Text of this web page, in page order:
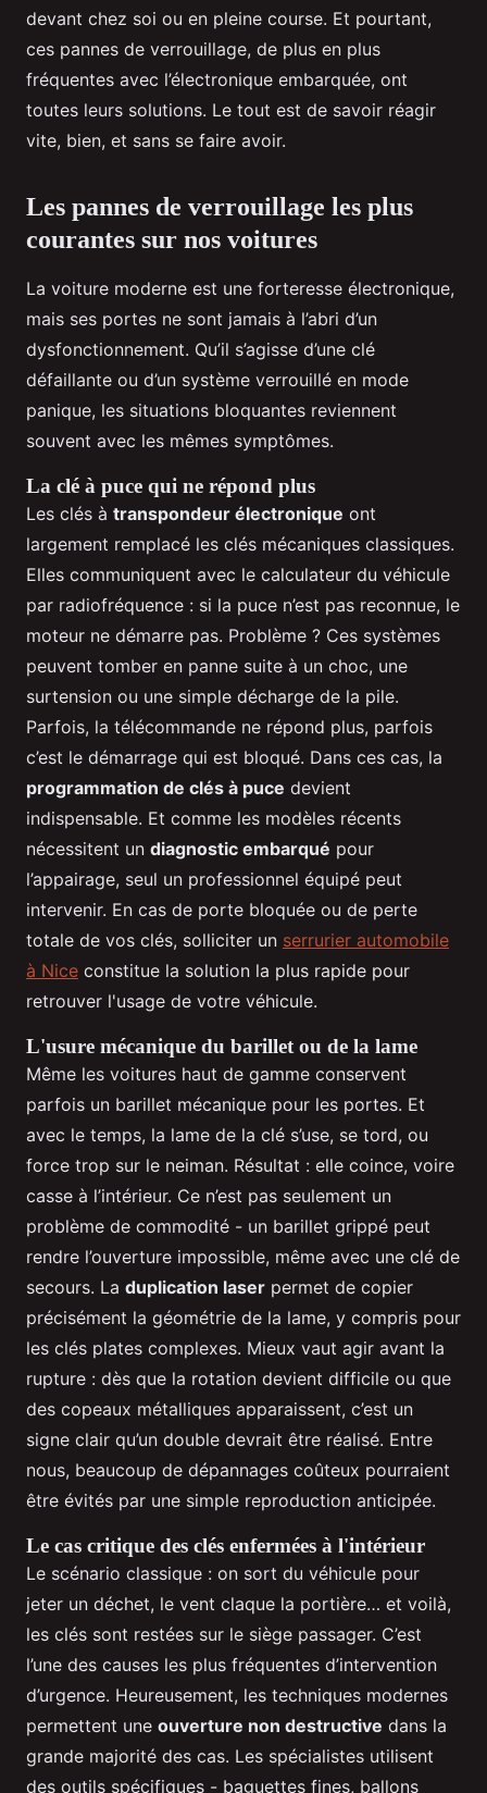
devant chez soi ou en pleine course. Et pourtant,
ces pannes de verrouillage, de plus en plus
fréquentes avec l’électronique embarquée, ont
toutes leurs solutions. Le tout est de savoir réagir
vite, bien, et sans se faire avoir.
Les pannes de verrouillage les plus
courantes sur nos voitures
La voiture moderne est une forteresse électronique,
mais ses portes ne sont jamais à l’abri d’un
dysfonctionnement. Qu’il s’agisse d’une clé
défaillante ou d’un système verrouillé en mode
panique, les situations bloquantes reviennent
souvent avec les mêmes symptômes.
La clé à puce qui ne répond plus
Les clés à transpondeur électronique ont
largement remplacé les clés mécaniques classiques.
Elles communiquent avec le calculateur du véhicule
par radiofréquence : si la puce n’est pas reconnue, le
moteur ne démarre pas. Problème ? Ces systèmes
peuvent tomber en panne suite à un choc, une
surtension ou une simple décharge de la pile.
Parfois, la télécommande ne répond plus, parfois
c’est le démarrage qui est bloqué. Dans ces cas, la
programmation de clés à puce devient
indispensable. Et comme les modèles récents
nécessitent un diagnostic embarqué pour
l’appairage, seul un professionnel équipé peut
intervenir. En cas de porte bloquée ou de perte
totale de vos clés, solliciter un serrurier automobile
à Nice constitue la solution la plus rapide pour
retrouver l'usage de votre véhicule.
L'usure mécanique du barillet ou de la lame
Même les voitures haut de gamme conservent
parfois un barillet mécanique pour les portes. Et
avec le temps, la lame de la clé s’use, se tord, ou
force trop sur le neiman. Résultat : elle coince, voire
casse à l’intérieur. Ce n’est pas seulement un
problème de commodité - un barillet grippé peut
rendre l’ouverture impossible, même avec une clé de
secours. La duplication laser permet de copier
précisément la géométrie de la lame, y compris pour
les clés plates complexes. Mieux vaut agir avant la
rupture : dès que la rotation devient difficile ou que
des copeaux métalliques apparaissent, c’est un
signe clair qu’un double devrait être réalisé. Entre
nous, beaucoup de dépannages coûteux pourraient
être évités par une simple reproduction anticipée.
Le cas critique des clés enfermées à l'intérieur
Le scénario classique : on sort du véhicule pour
jeter un déchet, le vent claque la portière… et voilà,
les clés sont restées sur le siège passager. C’est
l’une des causes les plus fréquentes d’intervention
d’urgence. Heureusement, les techniques modernes
permettent une ouverture non destructive dans la
grande majorité des cas. Les spécialistes utilisent
des outils spécifiques - baguettes fines, ballons